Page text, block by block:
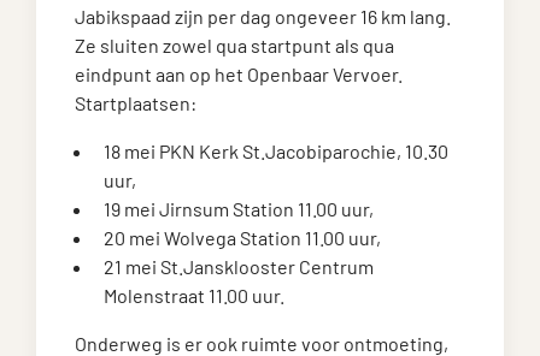
Jabikspaad zijn per dag ongeveer 16 km lang.
Ze sluiten zowel qua startpunt als qua
eindpunt aan op het Openbaar Vervoer.
Startplaatsen:
18 mei PKN Kerk St.Jacobiparochie, 10.30
uur,
19 mei Jirnsum Station 11.00 uur,
20 mei Wolvega Station 11.00 uur,
21 mei St.Jansklooster Centrum
Molenstraat 11.00 uur.
Onderweg is er ook ruimte voor ontmoeting,